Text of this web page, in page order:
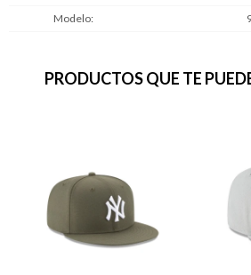
Modelo
PRODUCTOS QUE TE